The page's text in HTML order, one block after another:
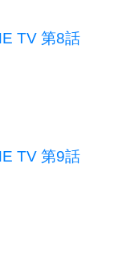
TV 第8話
TV 第9話